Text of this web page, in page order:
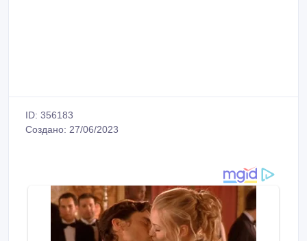
ID: 356183
Создано: 27/06/2023